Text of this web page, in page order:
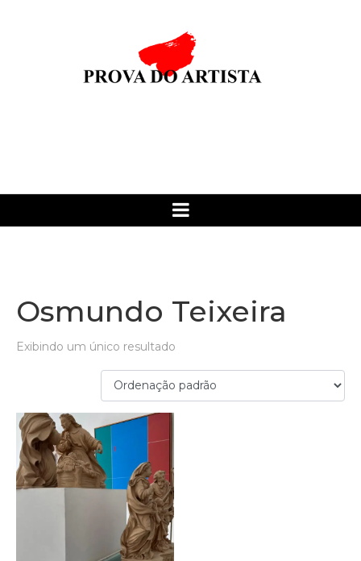
Osmundo Teixeira
Exibindo um único resultado